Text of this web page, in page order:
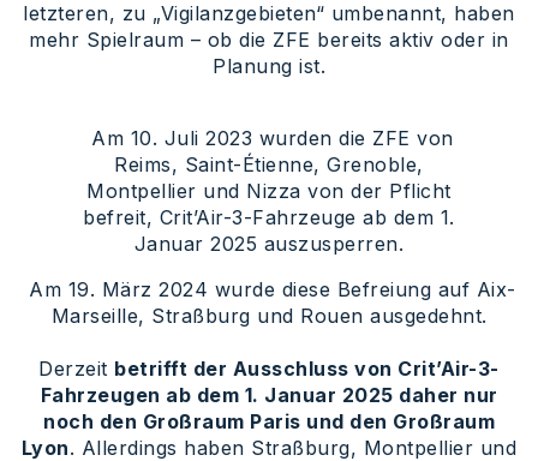
letzteren, zu „Vigilanzgebieten“ umbenannt, haben
mehr Spielraum – ob die ZFE bereits aktiv oder in
Planung ist.
Am 10. Juli 2023 wurden die ZFE von
Reims, Saint-Étienne, Grenoble,
Montpellier und Nizza von der Pflicht
befreit, Crit’Air-3-Fahrzeuge ab dem 1.
Januar 2025 auszusperren.
Am 19. März 2024 wurde diese Befreiung auf Aix-
Marseille, Straßburg und Rouen ausgedehnt.
Derzeit betrifft der Ausschluss von Crit’Air-3-
Fahrzeugen ab dem 1. Januar 2025 daher nur
noch den Großraum Paris und den Großraum
Lyon. Allerdings haben Straßburg, Montpellier und